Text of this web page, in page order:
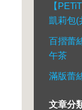
【
凱莉包(
百摺蕾
午茶
滿版蕾
文章分